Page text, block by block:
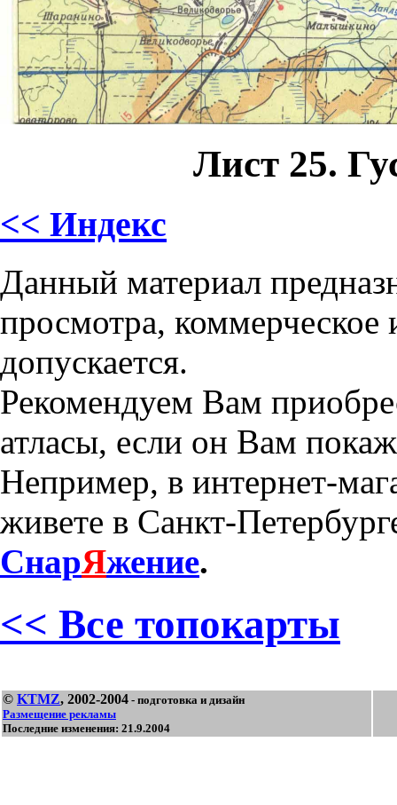
Лист 25.
<< Индекс
Данный материал
просмотра, коммерческое
допускается.
Рекомендуем Вам
атласы, если он Вам
Непример, в интернет-
живете в Санкт-
СнарЯжение.
<< Все топокарты
© KTMZ, 2002-2004 - подготовка и дизайн
Размещение рекламы
Последние изменения: 21.9.2004